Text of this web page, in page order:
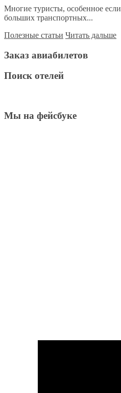
Многие туристы, особенное
больших транспортных...
Полезные статьи Читать дальше
Заказ авиабилетов
Поиск отелей
Мы на фейсбуке